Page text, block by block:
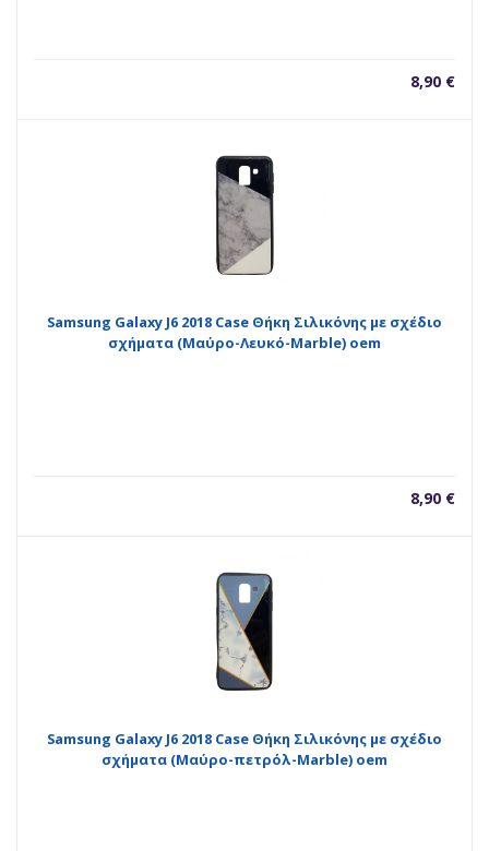
8,90 €
Samsung Galaxy J6 2018 Case Θήκη Σιλικόνης με σχέδιο
σχήματα (Μαύρο-Λευκό-Marble) oem
8,90 €
Samsung Galaxy J6 2018 Case Θήκη Σιλικόνης με σχέδιο
σχήματα (Μαύρο-πετρόλ-Marble) oem